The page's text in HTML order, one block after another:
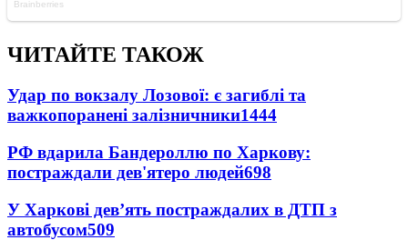
ЧИТАЙТЕ ТАКОЖ
Удар по вокзалу Лозової: є загиблі та
важкопоранені залізничники1444
РФ вдарила Бандероллю по Харкову:
постраждали дев'ятеро людей698
У Харкові дев’ять постраждалих в ДТП з
автобусом509